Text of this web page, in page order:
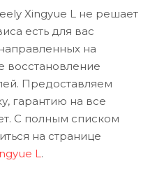
Xingyue L не решает
есть для вас
на
восстановление
Предоставляем
гарантию на все
С полным списком
на странице
L.